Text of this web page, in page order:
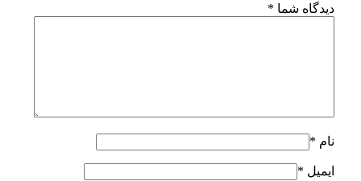
دیدگاه شما *
نام *
ایمیل *